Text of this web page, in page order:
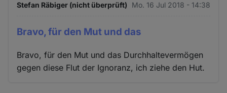
Stefan Räbiger (nicht überprüft) Mo. 16 Jul 2018 - 14:38
Bravo, für den Mut und das
Bravo, für den Mut und das Durchhaltevermögen
gegen diese Flut der Ignoranz, ich ziehe den Hut.